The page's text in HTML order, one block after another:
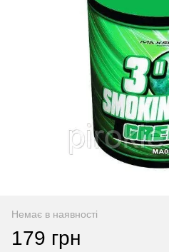
Немає в наявності
179 грн